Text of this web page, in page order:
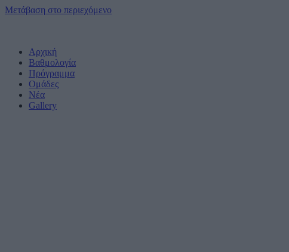
Μετάβαση στο περιεχόμενο
Αρχική
Βαθμολογία
Πρόγραμμα
Ομάδες
Νέα
Gallery